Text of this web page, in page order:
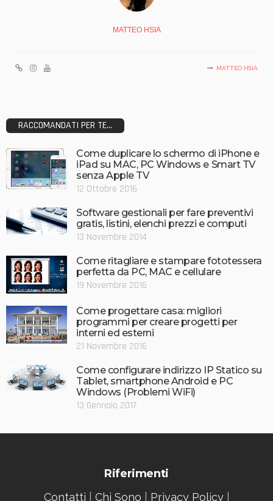
MATTEO HSIA
MATTEO HSIA
RACCOMANDATI PER TE...
Come duplicare lo schermo di iPhone e
iPad su MAC, PC Windows e Smart TV
senza Apple TV
12 Ottobre 2016
Software gestionali per fare preventivi
gratis, listini, elenchi prezzi e computi
13 Novembre 2014
Come ritagliare e stampare fototessera
perfetta da PC, MAC e cellulare
19 Novembre 2016
Come progettare casa: migliori
programmi per creare progetti per
interni ed esterni
21 Novembre 2016
Come configurare indirizzo IP Statico su
Tablet, smartphone Android e PC
Windows (Problemi WiFi)
13 Gennaio 2017
Riferimenti
Contatti Chi Sono Privacy Policy|